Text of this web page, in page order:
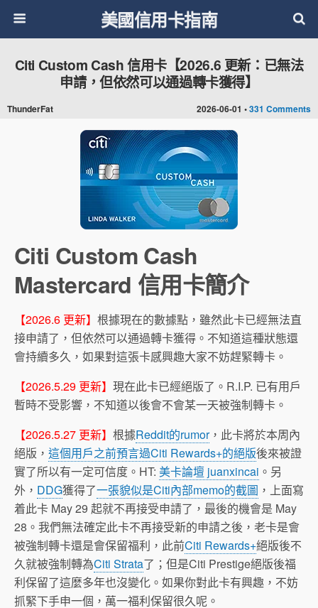
美國信用卡指南
2026-06-01 •331 Comments
Citi Custom Cash 信用卡【2026.6 更新：已無法
申請，但依然可以通過轉卡獲得】
ThunderFat
Citi Custom Cash
Mastercard 信用卡簡介
【2026.6 更新】 根據現在的數據點，雖然此卡已經無法直
接申請了，但依然可以通過轉卡獲得。不知道這種狀態還
會持續多久，如果對這張卡感興趣大家不妨趕緊轉卡。
【2026.5.29 更新】 現在此卡已經絕版了。R.I.P. 已有用戶
暫時不受影響，不知道以後會不會某一天被強制轉卡。
【2026.5.27 更新】 根據Reddit的rumor，此卡將於本周內
絕版， 這個用戶之前預言過Citi Rewards+的絕版後來被證
實了所以有一定可信度。HT: 美卡論壇 juanxincai 。另
外， DDG獲得了一張貌似是Citi內部memo的截圖 ，上面寫
着此卡 May 29 起就不再接受申請了，最後的機會是 May
28。我們無法確定此卡不再接受新的申請之後，老卡是會
被強制轉卡還是會保留福利，此前Citi Rewards+絕版後不
久就被強制轉為Citi Strata了；但是Citi Prestige絕版後福
利保留了這麼多年也沒變化。如果你對此卡有興趣，不妨
抓緊下手申一個，萬一福利保留很久呢。